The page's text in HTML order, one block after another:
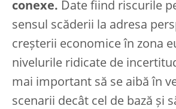
conexe. Date fiind riscurile
sensul scăderii la adresa
creșterii economice în zona
nivelurile ridicate de
mai important să se aibă în
scenarii decât cel de bază și